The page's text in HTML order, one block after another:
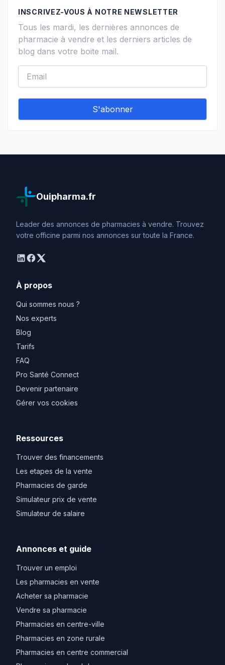
INSCRIVEZ-VOUS À NOTRE NEWSLETTER
Tous les mardi, les dernières annonces de
pharmacie à vendre et les derniers articles de
blog dans votre boite mail.
Ouipharma.fr
Leader des annonces de pharmacies à vendre. Trouvez
votre officine parmi nos annonces sur toute la France.
linkedin
facebook
twitter
À propos
Qui sommes nous ?
Nos experts
Blog
Tarifs
FAQ
Pro Santé Connect
Devenir partenaire
Gérer vos cookies
Ressources
Trouver des financements
Les etapes de la vente
Pharmacies de garde
Simulateur prix de vente
Simulateur de salaire
Annonces et guide
Trouver un emploi
Les pharmacies en vente
Acheter sa pharmacie
Vendre sa pharmacie
Pharmacies en centre-ville
Pharmacies en zone rurale
Pharmacies en centre commercial